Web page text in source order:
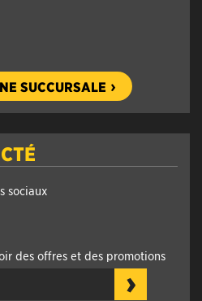
SUCCURSALE
sociaux
des offres et des promotions
›